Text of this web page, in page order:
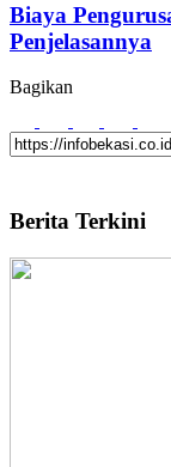
Biaya
Penjelasannya
Bagikan
Berita Terkini